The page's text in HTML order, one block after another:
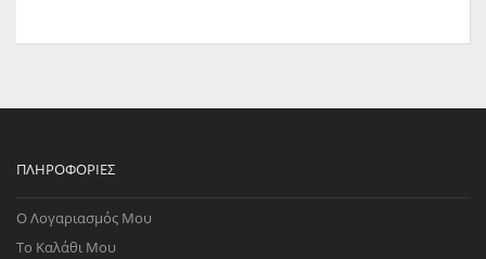
ΠΛΗΡΟΦΟΡΊΕΣ
Ο Λογαριασμός Μου
Το Καλάθι Μου